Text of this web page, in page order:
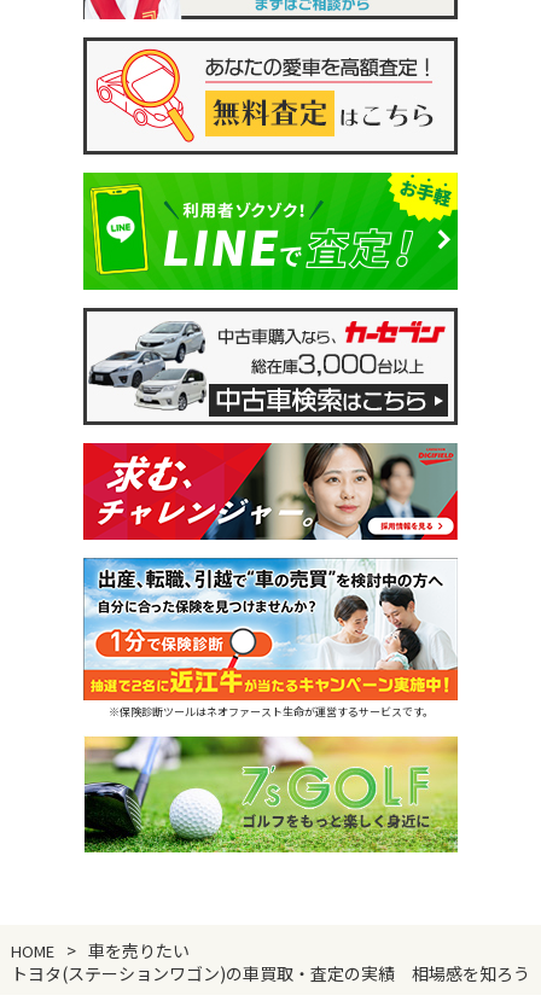
※保険診断ツールはネオファースト生命が運営するサービスです。
HOME
車を売りたい
トヨタ(ステーションワゴン)の車買取・査定の実績 相場感を知ろう